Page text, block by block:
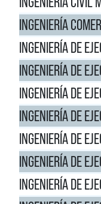
INGENIERÍA
INGENIERÍA DE
INGENIERÍA DE
INGENIERÍA DE
INGENIERÍA DE
INGENIERÍA DE
INGENIERÍA DE
INGENIERÍA DE